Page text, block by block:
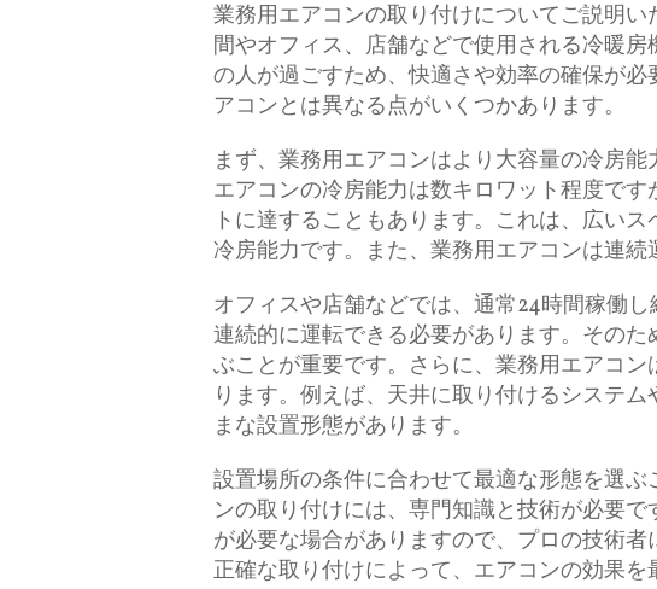
業務用エアコンの取り付けについてご説明い
間やオフィス、店舗などで使用される冷暖
の人が過ごすため、快適さや効率の確保が
アコンとは異なる点がいくつかあります。
まず、業務用エアコンはより大容量の冷房
エアコンの冷房能力は数キロワット程度で
トに達することもあります。これは、広い
冷房能力です。また、業務用エアコンは連続
オフィスや店舗などでは、通常24時間稼働
連続的に運転できる必要があります。その
ぶことが重要です。さらに、業務用エアコ
ります。例えば、天井に取り付けるシステ
まな設置形態があります。
設置場所の条件に合わせて最適な形態を選
ンの取り付けには、専門知識と技術が必要
が必要な場合がありますので、プロの技術者
正確な取り付けによって、エアコンの効果を